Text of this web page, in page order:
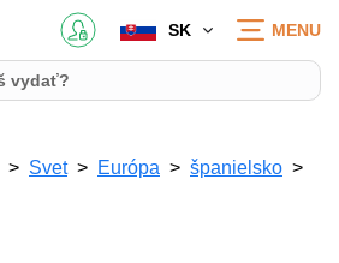
SK MENU
Svet Európa
španielsko